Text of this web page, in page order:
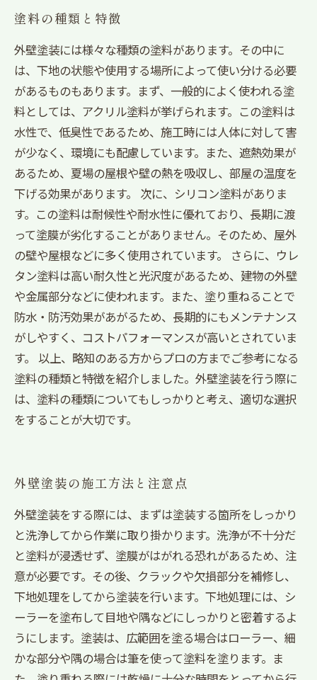
塗料の種類と特徴
外壁塗装には様々な種類の塗料があります。その中に
は、下地の状態や使用する場所によって使い分ける必要
があるものもあります。まず、一般的によく使われる塗
料としては、アクリル塗料が挙げられます。この塗料は
水性で、低臭性であるため、施工時には人体に対して害
が少なく、環境にも配慮しています。また、遮熱効果が
あるため、夏場の屋根や壁の熱を吸収し、部屋の温度を
下げる効果があります。 次に、シリコン塗料がありま
す。この塗料は耐候性や耐水性に優れており、長期に渡
って塗膜が劣化することがありません。そのため、屋外
の壁や屋根などに多く使用されています。 さらに、ウレ
タン塗料は高い耐久性と光沢度があるため、建物の外壁
や金属部分などに使われます。また、塗り重ねることで
防水・防汚効果があがるため、長期的にもメンテナンス
がしやすく、コストパフォーマンスが高いとされていま
す。 以上、略知のある方からプロの方までご参考になる
塗料の種類と特徴を紹介しました。外壁塗装を行う際に
は、塗料の種類についてもしっかりと考え、適切な選択
をすることが大切です。
外壁塗装の施工方法と注意点
外壁塗装をする際には、まずは塗装する箇所をしっかり
と洗浄してから作業に取り掛かります。洗浄が不十分だ
と塗料が浸透せず、塗膜がはがれる恐れがあるため、注
意が必要です。その後、クラックや欠損部分を補修し、
下地処理をしてから塗装を行います。下地処理には、シ
ーラーを塗布して目地や隅などにしっかりと密着するよ
うにします。塗装は、広範囲を塗る場合はローラー、細
かな部分や隅の場合は筆を使って塗料を塗ります。ま